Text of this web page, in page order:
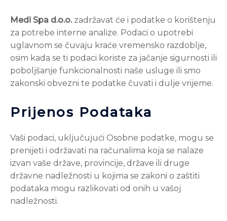
Medi Spa d.o.o.zadržavat će i podatke o korištenju
za potrebe interne analize. Podaci o upotrebi
uglavnom se čuvaju kraće vremensko razdoblje,
osim kada se ti podaci koriste za jačanje sigurnosti ili
poboljšanje funkcionalnosti naše usluge ili smo
zakonski obvezni te podatke čuvati i dulje vrijeme.
Prijenos Podataka
Vaši podaci, uključujući Osobne podatke, mogu se
prenijeti i održavati na računalima koja se nalaze
izvan vaše države, provincije, države ili druge
državne nadležnosti u kojima se zakoni o zaštiti
podataka mogu razlikovati od onih u vašoj
nadležnosti.